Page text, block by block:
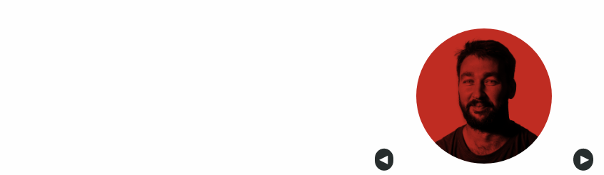
Anterior
◀︎ ▶︎